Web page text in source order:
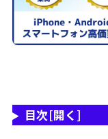
目次[開く]